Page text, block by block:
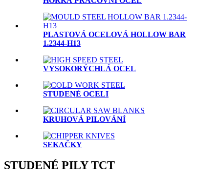
PLASTOVÁ OCELOVÁ HOLLOW BAR
1.2344-H13
VYSOKORÝCHLÁ OCEL
STUDENÉ OCELI
KRUHOVÁ PILOVÁNÍ
SEKAČKY
STUDENÉ PILY TCT